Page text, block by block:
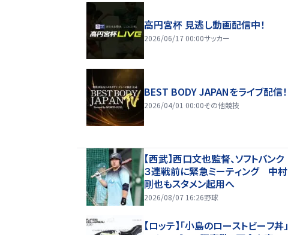
高円宮杯 見逃し動画配信中！
2026/06/17 00:00サッカー
BEST BODY JAPANをライブ配信！
2026/04/01 00:00その他競技
【西武】西口文也監督、ソフトバンク
３連戦前に緊急ミーティング 中村
剛也もスタメン起用へ
2026/08/07 16:26野球
【ロッテ】「小島のローストビーフ丼」